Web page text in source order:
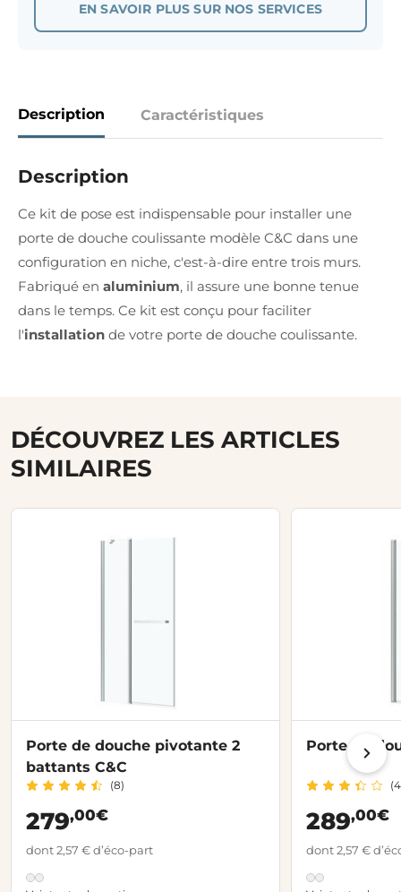
EN SAVOIR PLUS SUR NOS SERVICES
Description Caractéristiques
Description
Ce kit de pose est indispensable pour installer une
porte de douche coulissante modèle C&C dans une
configuration en niche, c'est-à-dire entre trois murs.
Fabriqué en aluminium, il assure une bonne tenue
dans le temps. Ce kit est conçu pour faciliter
l'installation de votre porte de douche coulissante.
DÉCOUVREZ LES ARTICLES
SIMILAIRES
Porte de douche pivotante 2
battants C&C
(8)
279,00€
dont 2,57 € d’éco-part
Porte de
289,00€
dont 2,57 €